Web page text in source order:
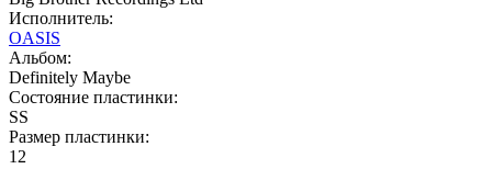
Исполнитель:
OASIS
Альбом:
Definitely Maybe
Состояние пластинки:
SS
Размер пластинки:
12